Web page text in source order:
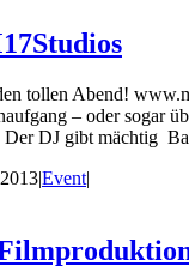
tollen Abend!
– oder sogar
DJ gibt mächtig
|Event|